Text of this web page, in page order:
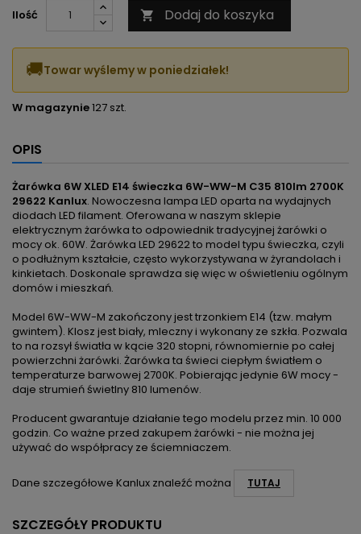
Ilość  Dodaj do koszyka
🚚Towar wyślemy w poniedziałek!
W magazynie127 szt.
OPIS
Żarówka 6W XLED E14 świeczka 6W-WW-M C35 810lm 2700K
29622 Kanlux. Nowoczesna lampa LED oparta na wydajnych
diodach LED filament. Oferowana w naszym sklepie
elektrycznym żarówka to odpowiednik tradycyjnej żarówki o
mocy ok. 60W. Żarówka LED 29622 to model typu świeczka, czyli
o podłużnym kształcie, często wykorzystywana w żyrandolach i
kinkietach. Doskonale sprawdza się więc w oświetleniu ogólnym
domów i mieszkań.
Model 6W-WW-M zakończony jest trzonkiem E14 (tzw. małym
gwintem). Klosz jest biały, mleczny i wykonany ze szkła. Pozwala
to na rozsył światła w kącie 320 stopni, równomiernie po całej
powierzchni żarówki. Żarówka ta świeci ciepłym światłem o
temperaturze barwowej 2700K. Pobierając jedynie 6W mocy -
daje strumień świetlny 810 lumenów.
Producent gwarantuje działanie tego modelu przez min. 10 000
godzin. Co ważne przed zakupem żarówki - nie można jej
używać do współpracy ze ściemniaczem.
Dane szczegółowe Kanlux znaleźć można TUTAJ
SZCZEGÓŁY PRODUKTU